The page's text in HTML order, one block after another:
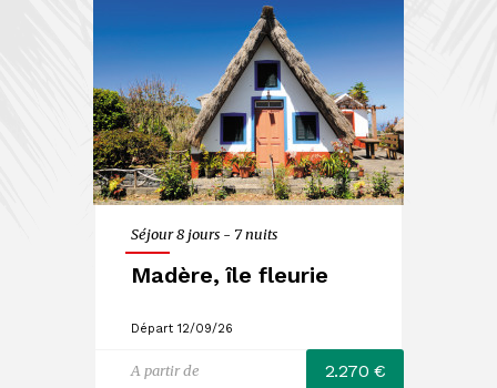
Séjour 8 jours - 7 nuits
Madère, île fleurie
Départ 12/09/26
A partir de 2.270 €